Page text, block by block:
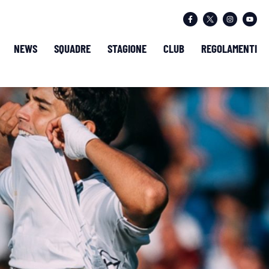
NEWS SQUADRE STAGIONE CLUB REGOLAMENTI